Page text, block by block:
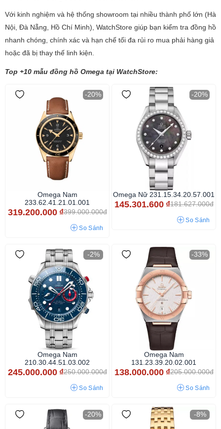
Với kinh nghiệm và hệ thống showroom tại nhiều thành phố lớn (Hà
Nội, Đà Nẵng, Hồ Chí Minh), WatchStore giúp bạn kiểm tra đồng hồ
nhanh chóng, chính xác và hạn chế tối đa rủi ro mua phải hàng giả
hoặc đã bị thay thế linh kiện.
Top +10 mẫu đồng hồ Omega tại WatchStore:
-20%
Omega Nam
233.62.41.21.01.001
319.200.000 ₫399.000.000đ
So Sánh
-20%
Omega Nữ 231.15.34.20.57.001
145.301.600 ₫181.627.000đ
So Sánh
-2%
Omega Nam
210.30.44.51.03.002
245.000.000 ₫250.000.000đ
So Sánh
-33%
Omega Nam
131.23.39.20.02.001
138.000.000 ₫205.000.000đ
So Sánh
-20% -8%